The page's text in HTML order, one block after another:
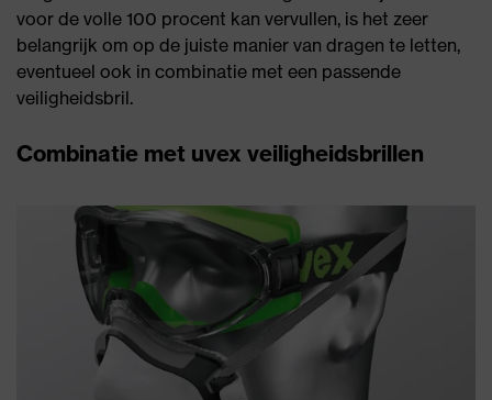
voor de volle 100 procent kan vervullen, is het zeer
belangrijk om op de juiste manier van dragen te letten,
eventueel ook in combinatie met een passende
veiligheidsbril.
Combinatie met uvex veiligheidsbrillen